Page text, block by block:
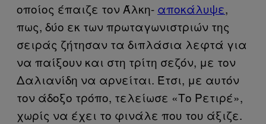
οποίος έπαιζε τον Άλκη- αποκάλυψε,
πως, δύο εκ των πρωταγωνιστριών της
σειράς ζήτησαν τα διπλάσια λεφτά για
να παίξουν και στη τρίτη σεζόν, με τον
Δαλιανίδη να αρνείται. Έτσι, με αυτόν
τον άδοξο τρόπο, τελείωσε «Το Ρετιρέ»,
χωρίς να έχει το φινάλε που του άξιζε.